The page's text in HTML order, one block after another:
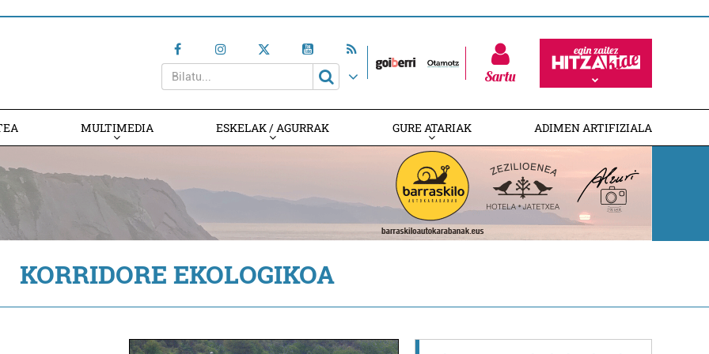
Sartu
MULTIMEDIA ESKELAK / AGURRAK GURE ATARIAK ADIMEN ARTIFIZIALA
KORRIDORE EKOLOGIKOA